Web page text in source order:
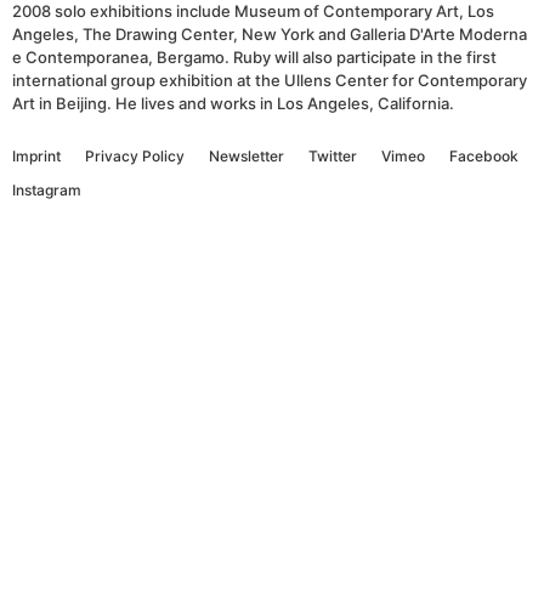
2008 solo exhibitions include Museum of Contemporary Art, Los
Angeles, The Drawing Center, New York and Galleria D'Arte Moderna
e Contemporanea, Bergamo. Ruby will also participate in the first
international group exhibition at the Ullens Center for Contemporary
Art in Beijing. He lives and works in Los Angeles, California.
Imprint Privacy Policy Newsletter Twitter Vimeo
Facebook
Instagram